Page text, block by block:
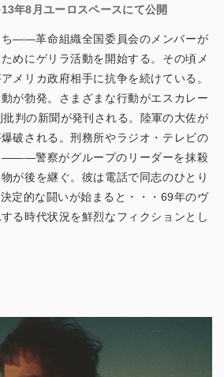
年8月ユーロスペースにて公開
ち――革命組織全国委員会のメンバーが
めにゲリラ活動を開始する。その頃メ
メリカ政府相手に抗争を続けている。
が勃発。さまざまな行動がエスカレー
判の新聞が発刊される。陸軍の大佐が
破される。刑務所やラジオ・テレビの
———警察がグループのリーダーを抹殺
が後を継ぐ。彼は電話で同志のひとり
定的な闘いが始まると・・・69年のヴ
る時代状況を鮮烈なフィクションとし